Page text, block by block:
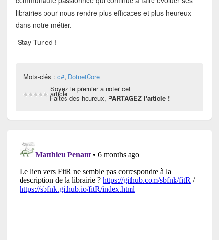
librairies pour nous rendre plus efficaces et plus heureux
dans notre métier.
Stay Tuned !
Mots-clés : c#, DotnetCore
Soyez le premier à noter cet
article
Faites des heureux, PARTAGEZ l'article !